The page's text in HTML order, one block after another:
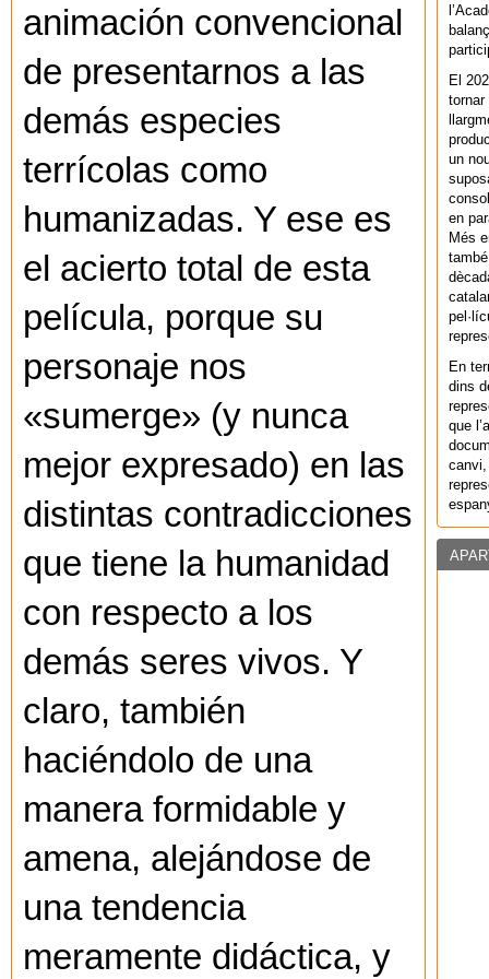
animación convencional
de presentarnos a las
demás especies
terrícolas como
humanizadas. Y ese es
el acierto total de esta
película, porque su
personaje nos
«sumerge» (y nunca
mejor expresado) en las
distintas contradicciones
que tiene la humanidad
con respecto a los
demás seres vivos. Y
claro, también
haciéndolo de una
manera formidable y
amena, alejándose de
una tendencia
meramente didáctica, y
El
un
en
Més
En
dins
que
canvi,